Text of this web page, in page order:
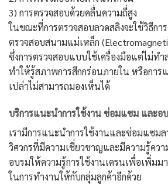
3) การตรวจสอบด้วยคลื่นความถี่สูง
ในขณะที่การตรวจสอบลวดสลิงจะใช้วิธีกา
ตรวจสอบสนามแม่เหล็ก
ซึ่งการตรวจสอบแบบใช้เครื่องมือแต่ไม่ท
ทำให้รู้สภาพการสึกกร่อนภายใน หรือการ
เปล่าไม่สามารถมองเห็นได้
บริการแนะนำการใช้งาน ซ่อมแซม และอ
เรามีการแนะนำการใช้งานและซ่อมแซม
วิศวกรที่มีความเชี่ยวชาญและมีความรู้คว
อบรมให้ความรู้การใช้งานเครนเพื่อเพิ่ม
ในการทำงานให้กับกลุ่มลูกค้าอีกด้วย